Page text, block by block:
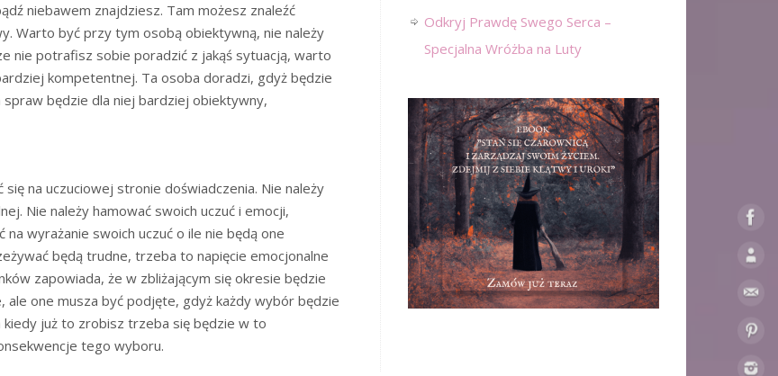
niebawem znajdziesz. Tam możesz znaleźć
Warto być przy tym osobą obiektywną, nie należy
nie potrafisz sobie poradzić z jakąś sytuacją, warto
kompetentnej. Ta osoba doradzi, gdyż będzie
będzie dla niej bardziej obiektywny,
na uczuciowej stronie doświadczenia. Nie należy
Nie należy hamować swoich uczuć i emocji,
wyrażanie swoich uczuć o ile nie będą one
będą trudne, trzeba to napięcie emocjonalne
zapowiada, że w zbliżającym się okresie będzie
one musza być podjęte, gdyż każdy wybór będzie
już to zrobisz trzeba się będzie w to
tego wyboru.
Odkryj Prawdę Swego Serca –
Specjalna Wróżba na Luty